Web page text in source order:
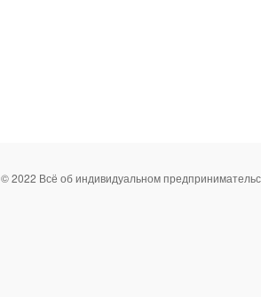
© 2022 Всё об индивидуальном